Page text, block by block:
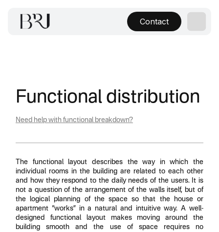
Contact
Functional distribution
Need help with functional breakdown?
The functional layout describes the way in which the
individual rooms in the building are related to each other
and how they respond to the daily needs of the users. It is
not a question of the arrangement of the walls itself, but of
the logical planning of the space so that the house or
apartment “works” in a natural and intuitive way. A well-
designed functional layout makes moving around the
building smooth and the use of space requires no